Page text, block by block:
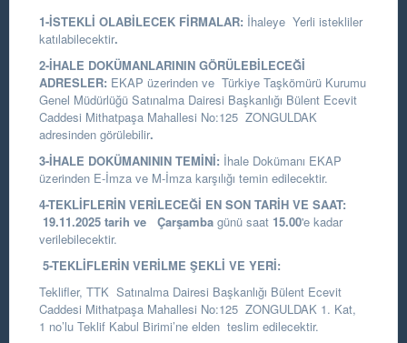
1-İSTEKLİ OLABİLECEK FİRMALAR: İhaleye Yerli istekliler
katılabilecektir.
2-İHALE DOKÜMANLARININ GÖRÜLEBİLECEĞİ
ADRESLER: EKAP üzerinden ve Türkiye Taşkömürü Kurumu
Genel Müdürlüğü Satınalma Dairesi Başkanlığı Bülent Ecevit
Caddesi Mithatpaşa Mahallesi No:125 ZONGULDAK
adresinden görülebilir.
3-İHALE DOKÜMANININ TEMİNİ: İhale Dokümanı EKAP
üzerinden E-İmza ve M-İmza karşılığı temin edilecektir.
4-TEKLİFLERİN VERİLECEĞİ EN SON TARİH VE SAAT:
19.11.2025 tarih ve Çarşamba günü saat 15.00'e kadar
verilebilecektir.
5-TEKLİFLERİN VERİLME ŞEKLİ VE YERİ:
Teklifler, TTK Satınalma Dairesi Başkanlığı Bülent Ecevit
Caddesi Mithatpaşa Mahallesi No:125 ZONGULDAK 1. Kat,
1 no’lu Teklif Kabul Birimi’ne elden teslim edilecektir.